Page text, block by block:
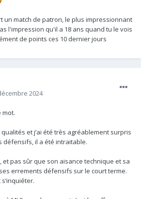
un match de patron, le plus impressionnant
l'impression qu'il a 18 ans quand tu le vois
de points ces 10 dernier jours
2024
mot.
et j’ai été très agréablement surpris
défensifs, il a été intraitable.
pas sûr que son aisance technique et sa
errements défensifs sur le court terme.